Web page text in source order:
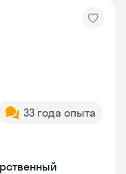
33 года опыта